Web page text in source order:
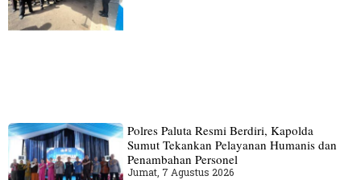
Polres Paluta Resmi Berdiri, Kapolda
Sumut Tekankan Pelayanan Humanis dan
Penambahan Personel
Jumat, 7 Agustus 2026